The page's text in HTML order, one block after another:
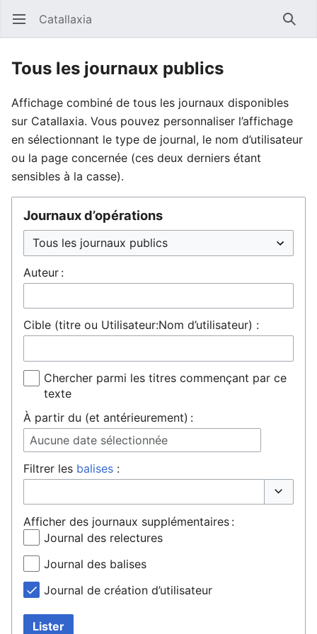
Ouvrir le menu principal Catallaxia
Tous les journaux publics
Affichage combiné de tous les journaux disponibles
sur Catallaxia. Vous pouvez personnaliser l’affichage
en sélectionnant le type de journal, le nom d’utilisateur
ou la page concernée (ces deux derniers étant
sensibles à la casse).
Journaux d’opérations
Auteur :
Cible (titre ou Utilisateur:Nom d’utilisateur) :
Chercher parmi les titres commençant par ce
texte
À partir du (et antérieurement) :
Aucune date sélectionnée
Filtrer les balises :
Afficher des journaux supplémentaires :
Journal des relectures
Journal des balises
Journal de création d’utilisateur
Lister